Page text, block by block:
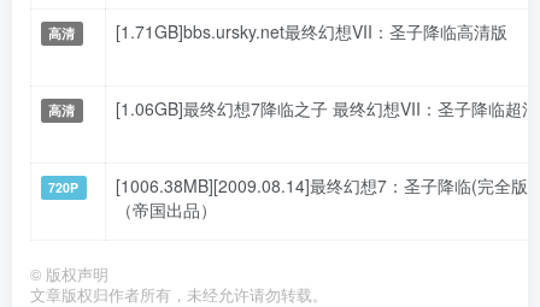
高清 [1.71GB]bbs.ursky.net最终幻想VII：圣子降临高清版
高清 [1.06GB]最终幻想7降临之子 最终幻想VII：圣子降临超
720P
[1006.38MB][2009.08.14]最终幻想7：圣子降临(完全版
（帝国出品）
© 版权声明
文章版权归作者所有，未经允许请勿转载。